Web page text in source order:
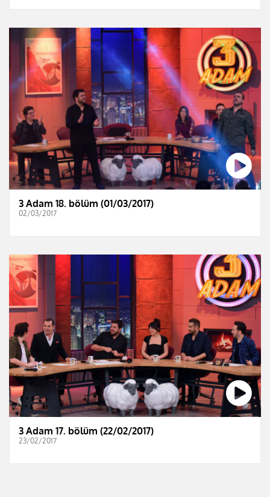
3 Adam 18. bölüm (01/03/2017)
02/03/2017
3 Adam 17. bölüm (22/02/2017)
23/02/2017